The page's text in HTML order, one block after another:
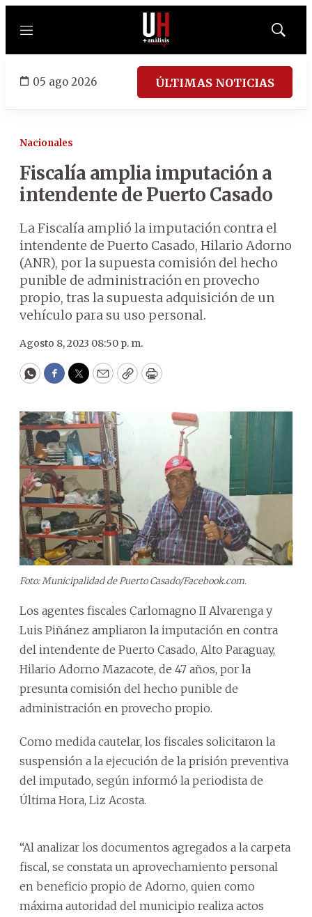
Menú
Mostrar
05 ago 2026 ÚLTIMAS NOTICIAS
Nacionales
Fiscalía amplia imputación a
intendente de Puerto Casado
La Fiscalía amplió la imputación contra el
intendente de Puerto Casado, Hilario Adorno
(ANR), por la supuesta comisión del hecho
punible de administración en provecho
propio, tras la supuesta adquisición de un
vehículo para su uso personal.
Agosto 8, 2023 08:50 p. m.
WhatsApp
Facebook
Twitter
EmailCopyPrint
Foto: Municipalidad de Puerto Casado/Facebook.com.
Los agentes fiscales Carlomagno II Alvarenga y
Luis Piñánez ampliaron la imputación en contra
del intendente de Puerto Casado, Alto Paraguay,
Hilario Adorno Mazacote, de 47 años, por la
presunta comisión del hecho punible de
administración en provecho propio.
Como medida cautelar, los fiscales solicitaron la
suspensión a la ejecución de la prisión preventiva
del imputado, según informó la periodista de
Última Hora, Liz Acosta.
“Al analizar los documentos agregados a la carpeta
fiscal, se constata un aprovechamiento personal
en beneficio propio de Adorno, quien como
máxima autoridad del municipio realiza actos